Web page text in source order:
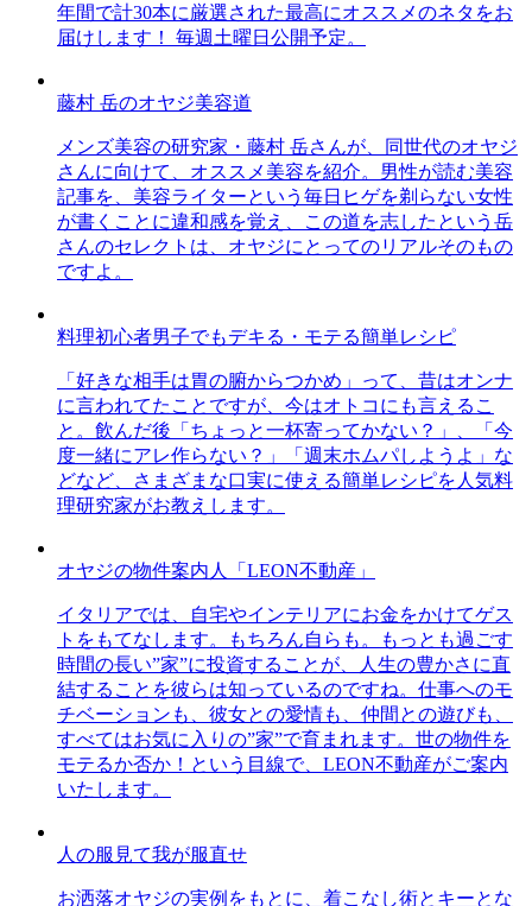
年間で計30本に厳選された最高にオススメのネタをお
届けします！ 毎週土曜日公開予定。
藤村 岳のオヤジ美容道
メンズ美容の研究家・藤村 岳さんが、同世代のオヤジ
さんに向けて、オススメ美容を紹介。男性が読む美容
記事を、美容ライターという毎日ヒゲを剃らない女性
が書くことに違和感を覚え、この道を志したという岳
さんのセレクトは、オヤジにとってのリアルそのもの
ですよ。
料理初心者男子でもデキる・モテる簡単レシピ
「好きな相手は胃の腑からつかめ」って、昔はオンナ
に言われてたことですが、今はオトコにも言えるこ
と。飲んだ後「ちょっと一杯寄ってかない？」、「今
度一緒にアレ作らない？」「週末ホムパしようよ」な
どなど、さまざまな口実に使える簡単レシピを人気料
理研究家がお教えします。
オヤジの物件案内人「LEON不動産」
イタリアでは、自宅やインテリアにお金をかけてゲス
トをもてなします。もちろん自らも。もっとも過ごす
時間の長い”家”に投資することが、人生の豊かさに直
結することを彼らは知っているのですね。仕事へのモ
チベーションも、彼女との愛情も、仲間との遊びも、
すべてはお気に入りの”家”で育まれます。世の物件を
モテるか否か！という目線で、LEON不動産がご案内
いたします。
人の服見て我が服直せ
お洒落オヤジの実例をもとに、着こなし術とキーとな